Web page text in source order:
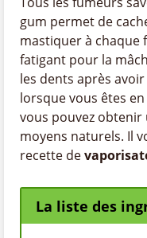
gum permet de
mastiquer à chaque
fatigant pour la
les dents après
lorsque vous êtes
vous pouvez
moyens naturels. Il
recette de
La liste des